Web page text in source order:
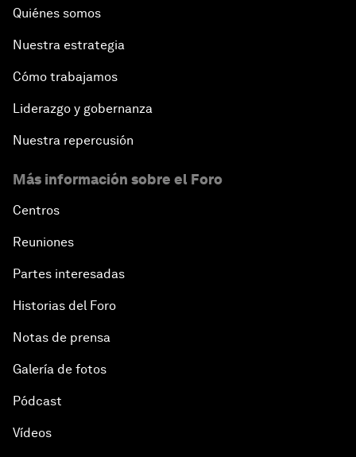
Quiénes somos
Nuestra estrategia
Cómo trabajamos
Liderazgo y gobernanza
Nuestra repercusión
Más información sobre el Foro
Centros
Reuniones
Partes interesadas
Historias del Foro
Notas de prensa
Galería de fotos
Pódcast
Vídeos